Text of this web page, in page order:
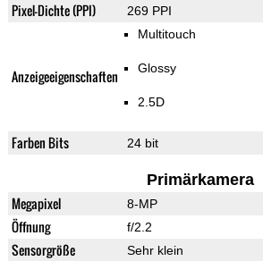
Pixel-Dichte (PPI) 269 PPI
Anzeigeeigenschaften
Multitouch
Glossy
2.5D
Farben Bits 24 bit
Primärkamera
Megapixel 8-MP
Öffnung f/2.2
Sensorgröße Sehr klein